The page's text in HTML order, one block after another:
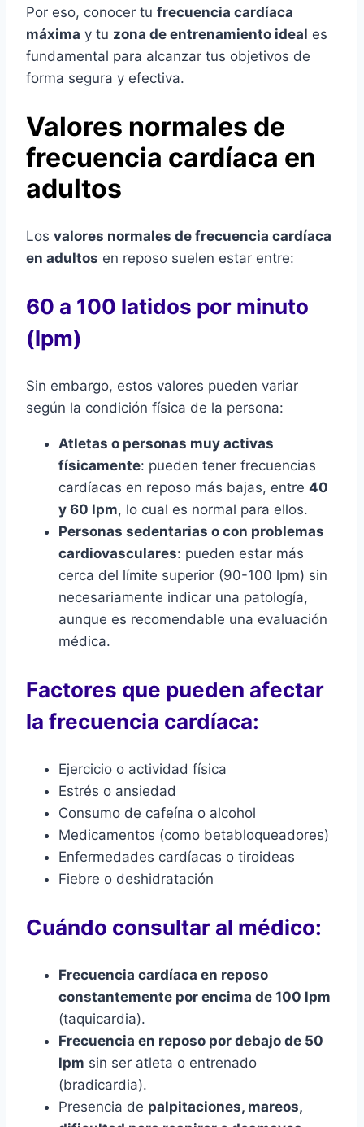
Por eso, conocer tu frecuencia cardíaca
máxima y tu zona de entrenamiento ideal es
fundamental para alcanzar tus objetivos de
forma segura y efectiva.
Valores normales de
frecuencia cardíaca en
adultos
Los valores normales de frecuencia cardíaca
en adultos en reposo suelen estar entre:
60 a 100 latidos por minuto
(lpm)
Sin embargo, estos valores pueden variar
según la condición física de la persona:
Atletas o personas muy activas
físicamente: pueden tener frecuencias
cardíacas en reposo más bajas, entre 40
y 60 lpm, lo cual es normal para ellos.
Personas sedentarias o con problemas
cardiovasculares: pueden estar más
cerca del límite superior (90-100 lpm) sin
necesariamente indicar una patología,
aunque es recomendable una evaluación
médica.
Factores que pueden afectar
la frecuencia cardíaca:
Ejercicio o actividad física
Estrés o ansiedad
Consumo de cafeína o alcohol
Medicamentos (como betabloqueadores)
Enfermedades cardíacas o tiroideas
Fiebre o deshidratación
Cuándo consultar al médico:
Frecuencia cardíaca en reposo
constantemente por encima de 100 lpm
(taquicardia).
Frecuencia en reposo por debajo de 50
lpm sin ser atleta o entrenado
(bradicardia).
Presencia de palpitaciones, mareos,